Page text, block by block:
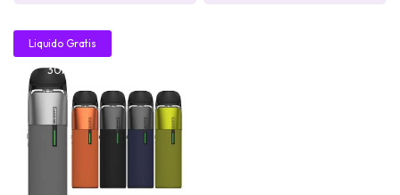
38%
Liquido Gratis
30ML!